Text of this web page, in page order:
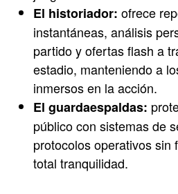
El historiador: ofrece
instantáneas, análisis
partido y ofertas flash a
estadio, manteniendo a
inmersos en la acción.
El guardaespaldas:
público con sistemas de
protocolos operativos sin
total tranquilidad.